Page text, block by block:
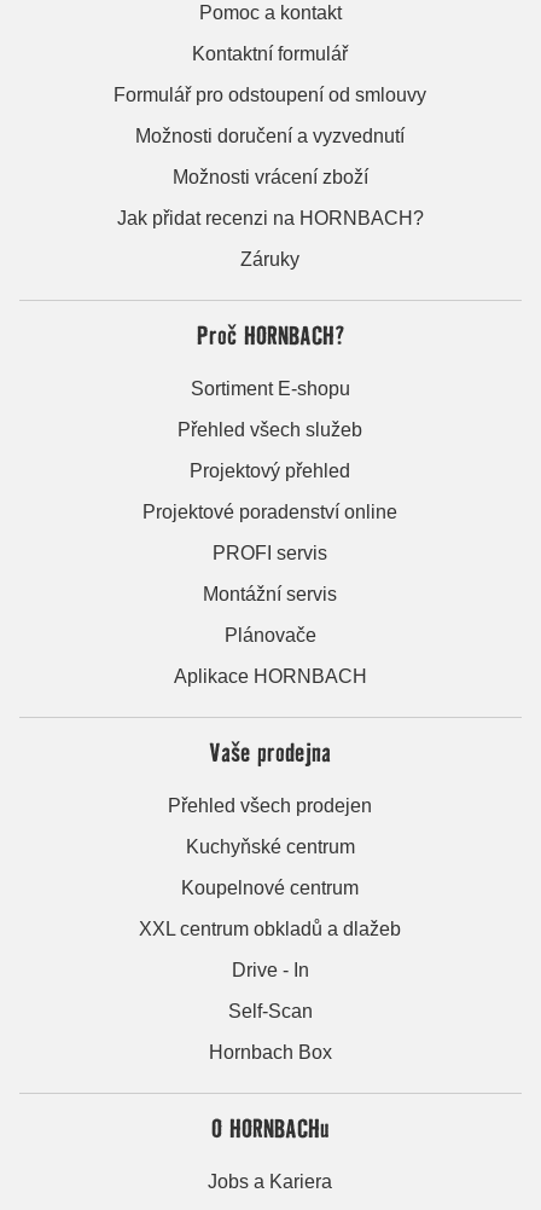
Pomoc a kontakt
Kontaktní formulář
Formulář pro odstoupení od smlouvy
Možnosti doručení a vyzvednutí
Možnosti vrácení zboží
Jak přidat recenzi na HORNBACH?
Záruky
Proč HORNBACH?
Sortiment E-shopu
Přehled všech služeb
Projektový přehled
Projektové poradenství online
PROFI servis
Montážní servis
Plánovače
Aplikace HORNBACH
Vaše prodejna
Přehled všech prodejen
Kuchyňské centrum
Koupelnové centrum
XXL centrum obkladů a dlažeb
Drive - In
Self-Scan
Hornbach Box
O HORNBACHu
Jobs a Kariera